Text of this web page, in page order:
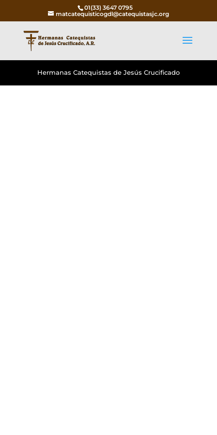
01(33) 3647 0795
matcatequisticogdl@catequistasjc.org
Hermanas Catequistas de Jesús Crucificado